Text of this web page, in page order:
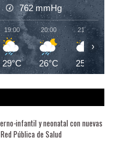
762mmHg
19:00
29°C
20:00
26°C
21:00
25°C
›
infantil y neonatal con nuevas
Pública de Salud